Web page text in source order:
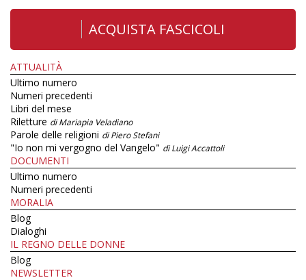
ACQUISTA FASCICOLI
ATTUALITÀ
Ultimo numero
Numeri precedenti
Libri del mese
Riletture di Mariapia Veladiano
Parole delle religioni di Piero Stefani
"Io non mi vergogno del Vangelo" di Luigi Accattoli
DOCUMENTI
Ultimo numero
Numeri precedenti
MORALIA
Blog
Dialoghi
IL REGNO DELLE DONNE
Blog
NEWSLETTER